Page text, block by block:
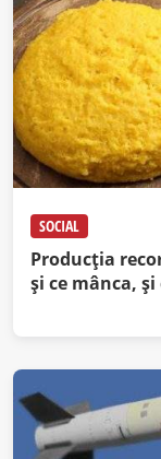
SOCIAL
Producţia
şi ce mânca,